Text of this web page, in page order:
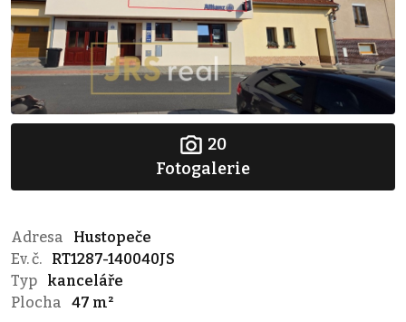
20
Fotogalerie
Adresa
Hustopeče
Ev. č.
RT1287-140040JS
Typ
kanceláře
Plocha
47 m²